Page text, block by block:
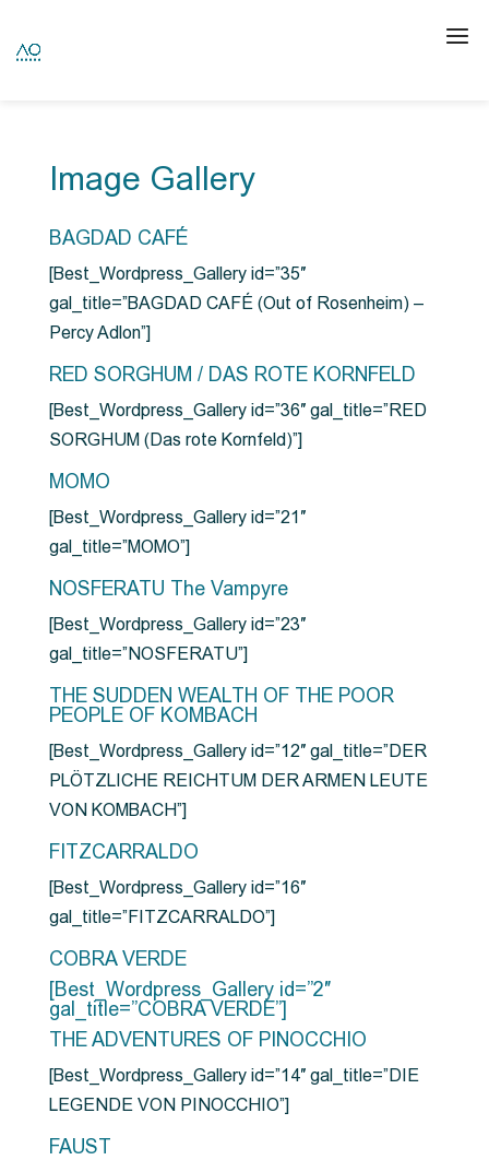
Image Gallery
BAGDAD CAFÉ
[Best_Wordpress_Gallery id=”35″
gal_title=”BAGDAD CAFÉ (Out of Rosenheim) –
Percy Adlon”]
RED SORGHUM / DAS ROTE KORNFELD
[Best_Wordpress_Gallery id=”36″ gal_title=”RED
SORGHUM (Das rote Kornfeld)”]
MOMO
[Best_Wordpress_Gallery id=”21″
gal_title=”MOMO”]
NOSFERATU The Vampyre
[Best_Wordpress_Gallery id=”23″
gal_title=”NOSFERATU”]
THE SUDDEN WEALTH OF THE POOR
PEOPLE OF KOMBACH
[Best_Wordpress_Gallery id=”12″ gal_title=”DER
PLÖTZLICHE REICHTUM DER ARMEN LEUTE
VON KOMBACH”]
FITZCARRALDO
[Best_Wordpress_Gallery id=”16″
gal_title=”FITZCARRALDO”]
COBRA VERDE
[Best_Wordpress_Gallery id=”2″
gal_title=”COBRA VERDE”]
THE ADVENTURES OF PINOCCHIO
[Best_Wordpress_Gallery id=”14″ gal_title=”DIE
LEGENDE VON PINOCCHIO”]
FAUST